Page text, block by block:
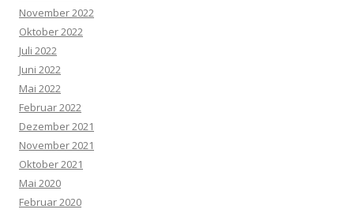
November 2022
Oktober 2022
Juli 2022
Juni 2022
Mai 2022
Februar 2022
Dezember 2021
November 2021
Oktober 2021
Mai 2020
Februar 2020